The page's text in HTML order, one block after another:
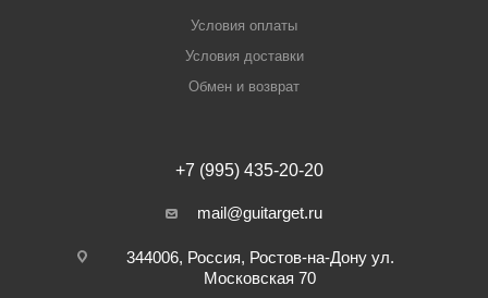
Условия оплаты
Условия доставки
Обмен и возврат
+7 (995) 435-20-20
mail@guitarget.ru
344006, Россия, Ростов-на-Дону ул.
Московская 70